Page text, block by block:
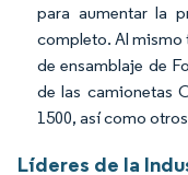
para aumentar la
completo. Al mismo
de ensamblaje de
de las camionetas
1500, así como
Líderes de la